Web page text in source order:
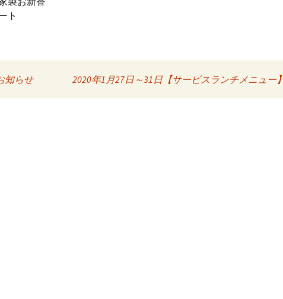
ト
ション
知らせ 2020年1月27日～31日【サービスランチメニュー】